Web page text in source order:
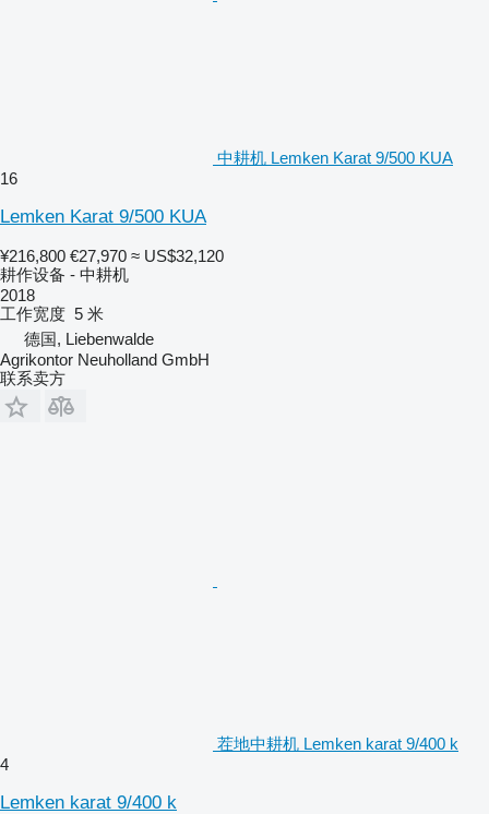
中耕机 Lemken Karat 9/500 KUA
16
Lemken Karat 9/500 KUA
¥216,800 €27,970 ≈ US$32,120
耕作设备 - 中耕机
2018
工作宽度 5 米
德国, Liebenwalde
Agrikontor Neuholland GmbH
联系卖方
茬地中耕机 Lemken karat 9/400 k
4
Lemken karat 9/400 k